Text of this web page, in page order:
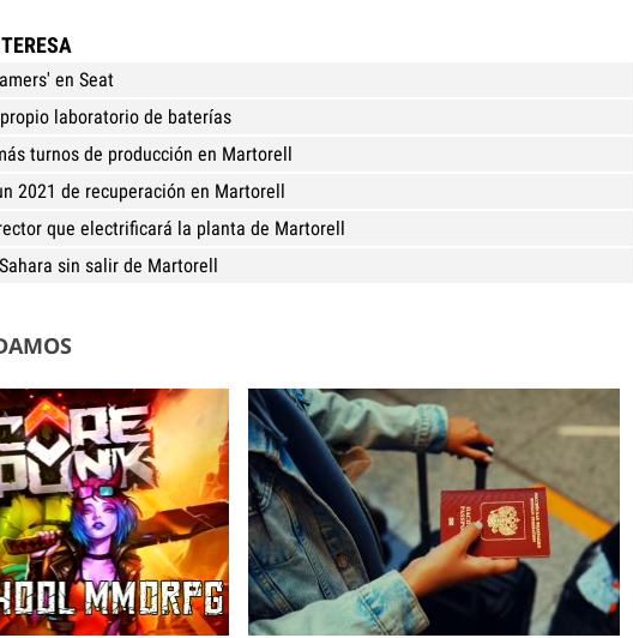
en Seat
laboratorio de baterías
turnos de producción en Martorell
2021 de recuperación en Martorell
que electrificará la planta de Martorell
sin salir de Martorell